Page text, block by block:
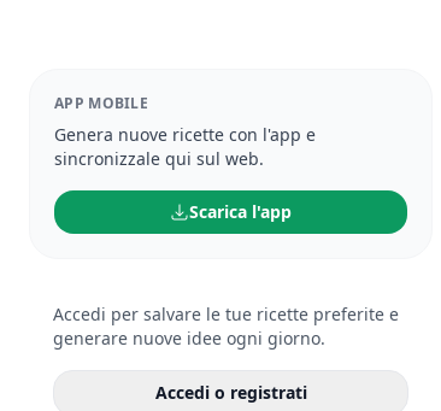
APP MOBILE
Genera nuove ricette con l'app e
sincronizzale qui sul web.
Scarica l'app
Accedi per salvare le tue ricette preferite e
generare nuove idee ogni giorno.
Accedi o registrati